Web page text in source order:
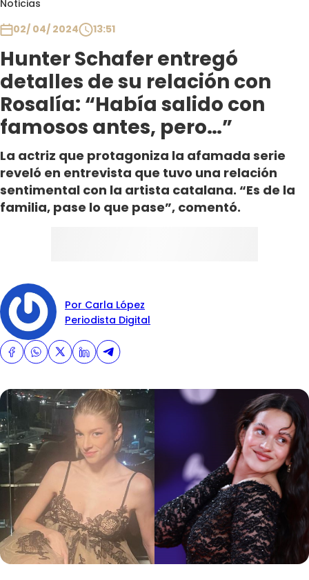
Noticias
02/ 04/ 2024
13:51
Hunter Schafer entregó
detalles de su relación con
Rosalía: “Había salido con
famosos antes, pero…”
La actriz que protagoniza la afamada serie
reveló en entrevista que tuvo una relación
sentimental con la artista catalana. “Es de la
familia, pase lo que pase”, comentó.
Por Carla López
Periodista Digital
Club De La Comedia
Contigo en Directo
Plan Perfecto
El Tiempo
Sabingo
Todos Los Programas